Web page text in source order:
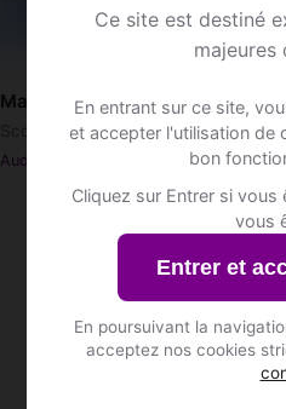
Ce site est destiné
majeures
En entrant sur ce site,
et accepter l'utilisation de
bon
Cliquez sur Entrer si vous
vous
Entrer et
En poursuivant la
acceptez nos cookies
Matahi, 31
Scorpion • Entrepreneur
Auddes-sur-Riddes • Valais